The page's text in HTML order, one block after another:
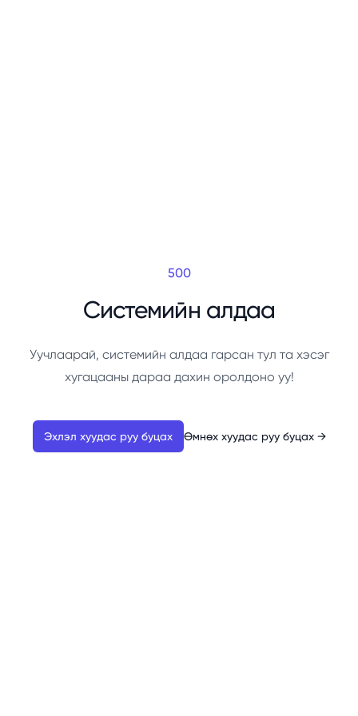
500
Системийн алдаа
Уучлаарай, системийн алдаа гарсан тул та хэсэг
хугацааны дараа дахин оролдоно уу!
Эхлэл хуудас руу буцах Өмнөх хуудас руу буцах →